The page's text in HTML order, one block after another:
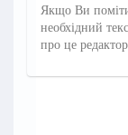
Якщо Ви
необхідний
про це